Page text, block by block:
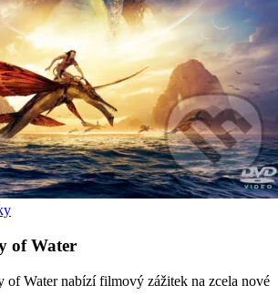
of Water
of Water nabízí filmový zážitek na zcela nové